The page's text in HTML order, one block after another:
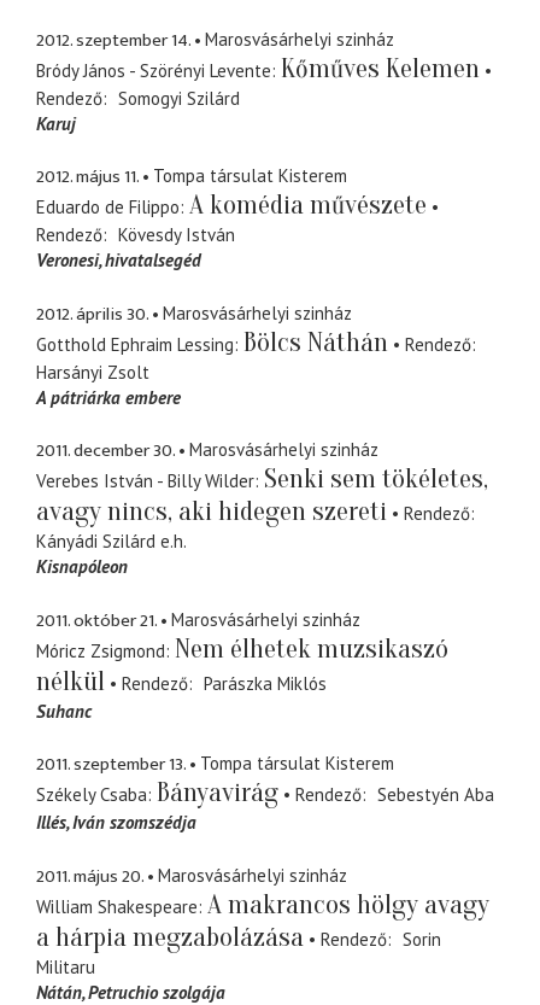
2012. szeptember 14.
Marosvásárhelyi szinház
Bródy János - Szörényi Levente Kőműves Kelemen
Rendező
Somogyi Szilárd
Karuj
2012. május 11.
Tompa társulat Kisterem
Eduardo de Filippo A komédia művészete
Rendező
Kövesdy István
Veronesi hivatalsegéd
2012. április 30.
Marosvásárhelyi szinház
Gotthold Ephraim Lessing Bölcs Náthán
Rendező
Harsányi Zsolt
A pátriárka embere
2011. december 30.
Marosvásárhelyi szinház
Verebes István - Billy Wilder Senki sem tökéletes,
avagy nincs, aki hidegen szereti
Rendező
Kányádi Szilárd e.h.
Kisnapóleon
2011. október 21.
Marosvásárhelyi szinház
Móricz Zsigmond Nem élhetek muzsikaszó
nélkül
Rendező
Parászka Miklós
Suhanc
2011. szeptember 13.
Tompa társulat Kisterem
Székely Csaba Bányavirág Rendező
Sebestyén Aba
Illés Iván szomszédja
2011. május 20.
Marosvásárhelyi szinház
William Shakespeare A makrancos hölgy avagy
a hárpia megzabolázása
Rendező
Sorin
Militaru
Nátán Petruchio szolgája